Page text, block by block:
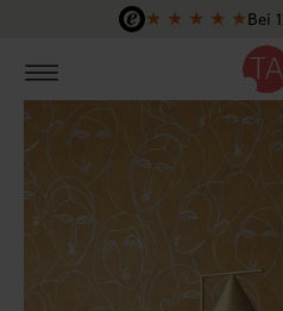
Zum Hauptinhalt springen
★ ★ ★ ★ ★Bei